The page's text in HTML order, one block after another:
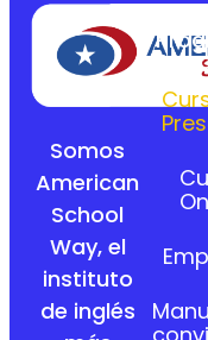
Somos
American
School
Way, el
instituto
de inglés